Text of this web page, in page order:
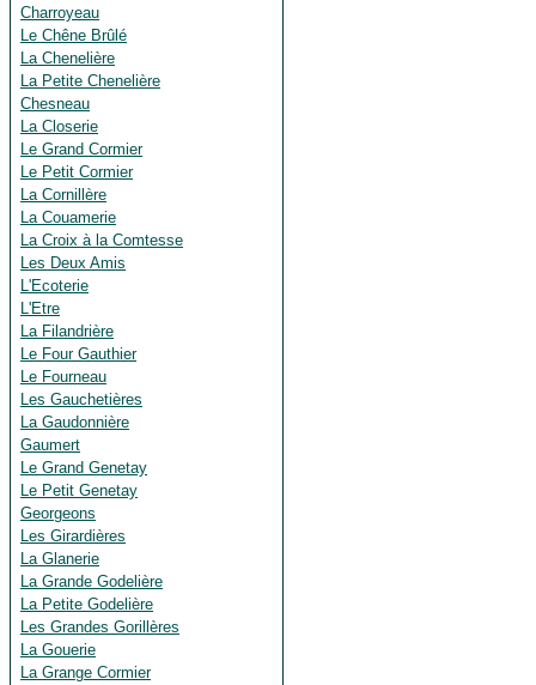
Charroyeau
Le Chêne Brûlé
La Chenelière
La Petite Chenelière
Chesneau
La Closerie
Le Grand Cormier
Le Petit Cormier
La Cornillère
La Couamerie
La Croix à la Comtesse
Les Deux Amis
L'Ecoterie
L'Etre
La Filandrière
Le Four Gauthier
Le Fourneau
Les Gauchetières
La Gaudonnière
Gaumert
Le Grand Genetay
Le Petit Genetay
Georgeons
Les Girardières
La Glanerie
La Grande Godelière
La Petite Godelière
Les Grandes Gorillères
La Gouerie
La Grange Cormier